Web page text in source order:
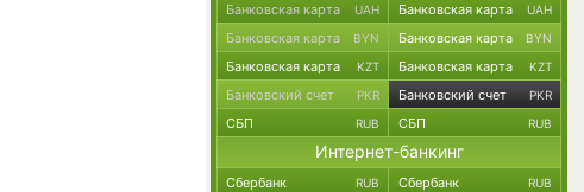
Банковская карта UAH Банковская карта UAH
Банковская карта BYN Банковская карта BYN
Банковская карта KZT Банковская карта KZT
Банковский счет PKR Банковский счет PKR
СБП RUB СБП RUB
Интернет-банкинг
Сбербанк RUB Сбербанк RUB